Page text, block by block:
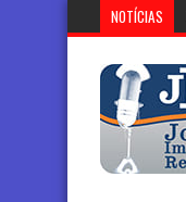
NOTÍCIAS